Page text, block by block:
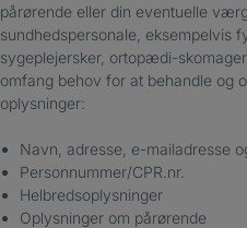
pårørende eller din eventuelle
sundhedspersonale, eksempelvis
sygeplejersker, ortopædi-
omfang behov for at behandle og
oplysninger:
Navn, adresse, e-mailadresse
Personnummer/CPR.nr.
Helbredsoplysninger
Oplysninger om pårørende